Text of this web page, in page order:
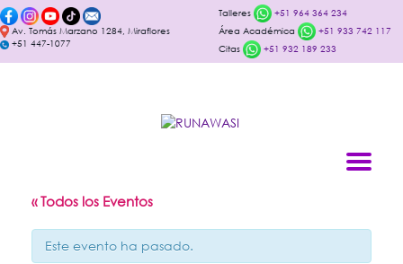
Av. Tomás Marzano 1284, Miraflores
+51 447-1077
Talleres
+51 964 364 234
Área Académica
+51 933 742 117
Citas
+51 932 189 233
« Todos los Eventos
Este evento ha pasado.